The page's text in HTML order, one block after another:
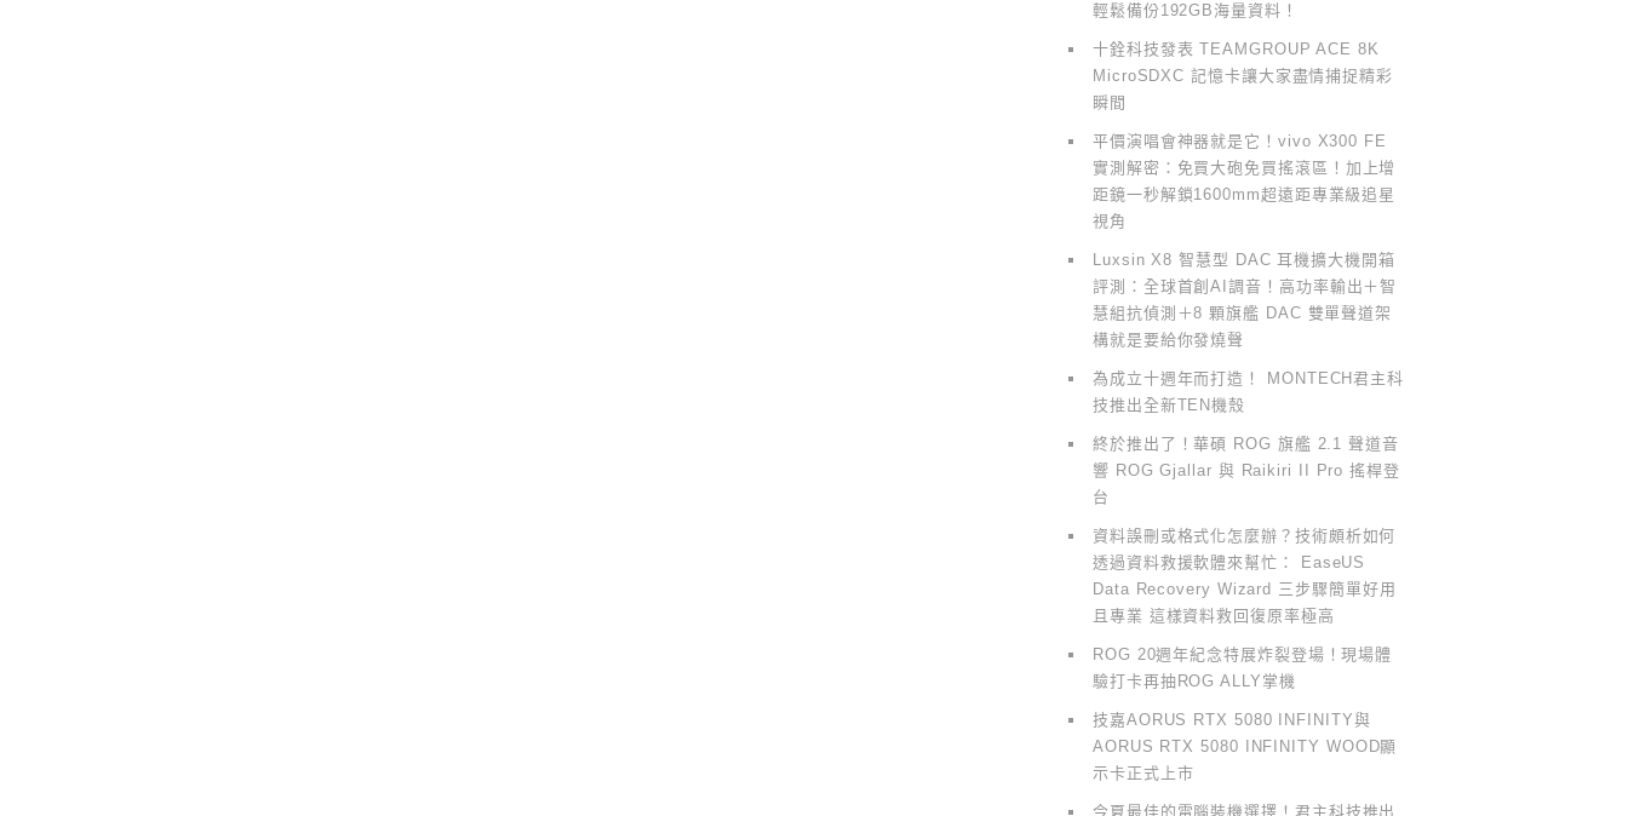
輕鬆備份192GB海量資料！
十銓科技發表 TEAMGROUP ACE 8K
MicroSDXC 記憶卡讓大家盡情捕捉精彩
瞬間
平價演唱會神器就是它！vivo X300 FE
實測解密：免買大砲免買搖滾區！加上增
距鏡一秒解鎖1600mm超遠距專業級追星
視角
Luxsin X8 智慧型 DAC 耳機擴大機開箱
評測：全球首創AI調音！高功率輸出＋智
慧組抗偵測＋8 顆旗艦 DAC 雙單聲道架
構就是要給你發燒聲
為成立十週年而打造！ MONTECH君主科
技推出全新TEN機殼
終於推出了！華碩 ROG 旗艦 2.1 聲道音
響 ROG Gjallar 與 Raikiri II Pro 搖桿登
台
資料誤刪或格式化怎麼辦？技術頗析如何
透過資料救援軟體來幫忙： EaseUS
Data Recovery Wizard 三步驟簡單好用
且專業 這樣資料救回復原率極高
ROG 20週年紀念特展炸裂登場！現場體
驗打卡再抽ROG ALLY掌機
技嘉AORUS RTX 5080 INFINITY與
AORUS RTX 5080 INFINITY WOOD顯
示卡正式上市
今夏最佳的電腦裝機選擇！君主科技推出